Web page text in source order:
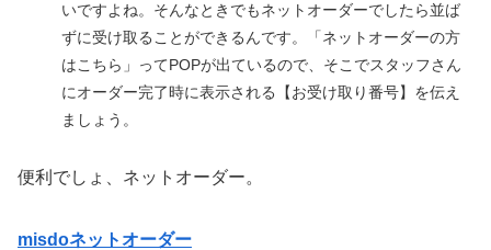
いですよね。そんなときでもネットオーダーでしたら並ば
ずに受け取ることができるんです。「ネットオーダーの方
はこちら」ってPOPが出ているので、そこでスタッフさん
にオーダー完了時に表示される【お受け取り番号】を伝え
ましょう。
便利でしょ、ネットオーダー。
misdoネットオーダー